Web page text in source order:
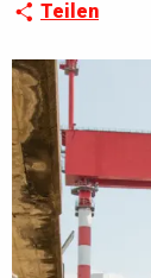
Teilen